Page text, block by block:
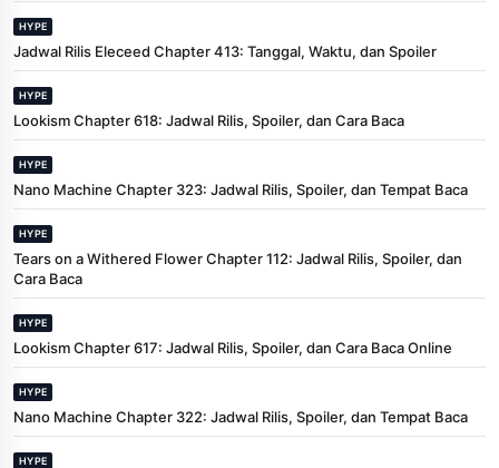
HYPE
Jadwal Rilis Eleceed Chapter 413: Tanggal, Waktu, dan Spoiler
HYPE
Lookism Chapter 618: Jadwal Rilis, Spoiler, dan Cara Baca
HYPE
Nano Machine Chapter 323: Jadwal Rilis, Spoiler, dan Tempat Baca
HYPE
Tears on a Withered Flower Chapter 112: Jadwal Rilis, Spoiler, dan
Cara Baca
HYPE
Lookism Chapter 617: Jadwal Rilis, Spoiler, dan Cara Baca Online
HYPE
Nano Machine Chapter 322: Jadwal Rilis, Spoiler, dan Tempat Baca
HYPE